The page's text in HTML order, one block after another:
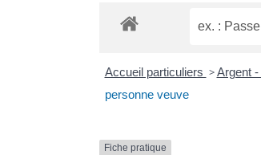
Accueil particuliers > Argent
personne veuve
Fiche pratique